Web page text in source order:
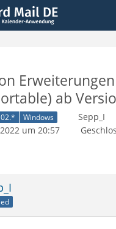
ab
Windows
Sepp_I
um 20:57